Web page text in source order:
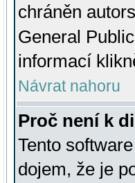
chráněn
General
informací
Návrat nahoru
Proč není k
Tento
dojem, že je